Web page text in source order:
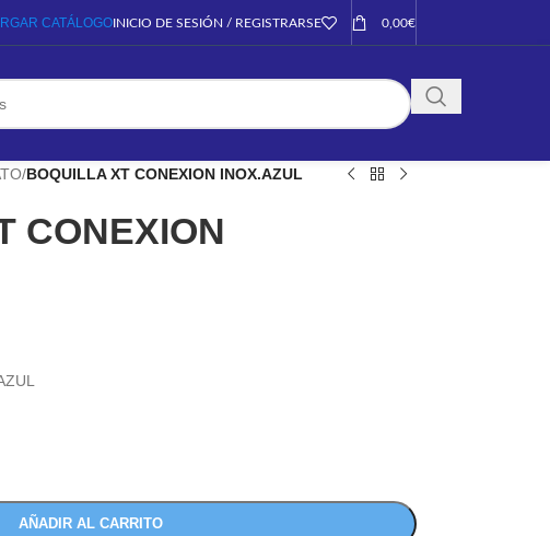
CATÁLOGOINICIO DE SESIÓN / REGISTRARSE 0,00€
/BOQUILLA XT CONEXION INOX.AZUL
CONEXION
AÑADIR AL CARRITO